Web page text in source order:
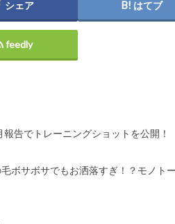
シェア はてブ
feedly
告でトレーニングショットを公開！
ボサボサでもお洒落すぎ！？モノト